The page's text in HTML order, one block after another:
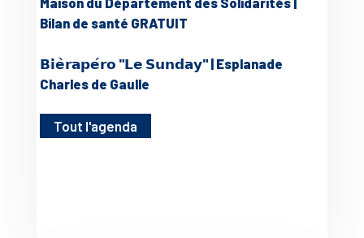
Bilan de santé GRATUIT
𝗕𝗶𝗲̀𝗿𝗮𝗽𝗲́𝗿𝗼 "𝗟𝗲 𝗦𝘂𝗻𝗱𝗮𝘆" | Esplanade
Charles de Gaulle
Tout l'agenda